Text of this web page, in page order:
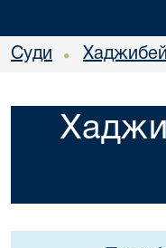
Суди •